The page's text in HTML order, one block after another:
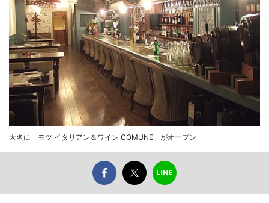
大名に「モツ イタリアン＆ワイン COMUNE」がオープン